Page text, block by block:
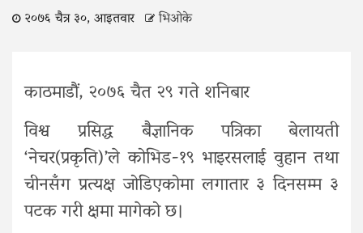
२०७६ चैत्र ३०, आइतवार भिओके
काठमाडौं, २०७६ चैत २९ गते शनिबार
विश्व प्रसिद्ध बैज्ञानिक पत्रिका बेलायती
‘नेचर(प्रकृति)’ले कोभिड-१९ भाइरसलाई वुहान तथा
चीनसँग प्रत्यक्ष जोडिएकोमा लगातार ३ दिनसम्म ३
पटक गरी क्षमा मागेको छ।